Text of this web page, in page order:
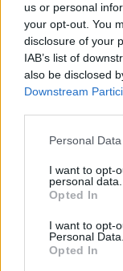
us or personal
your opt-out. You
disclosure of your
IAB’s list of
also be disclosed
Downstream
Please note that
not limited to your
grant or deny
use your data for
consent section.
Personal
I want to opt-
personal data.
Opted In
I want to opt-
Personal Data.
Opted In